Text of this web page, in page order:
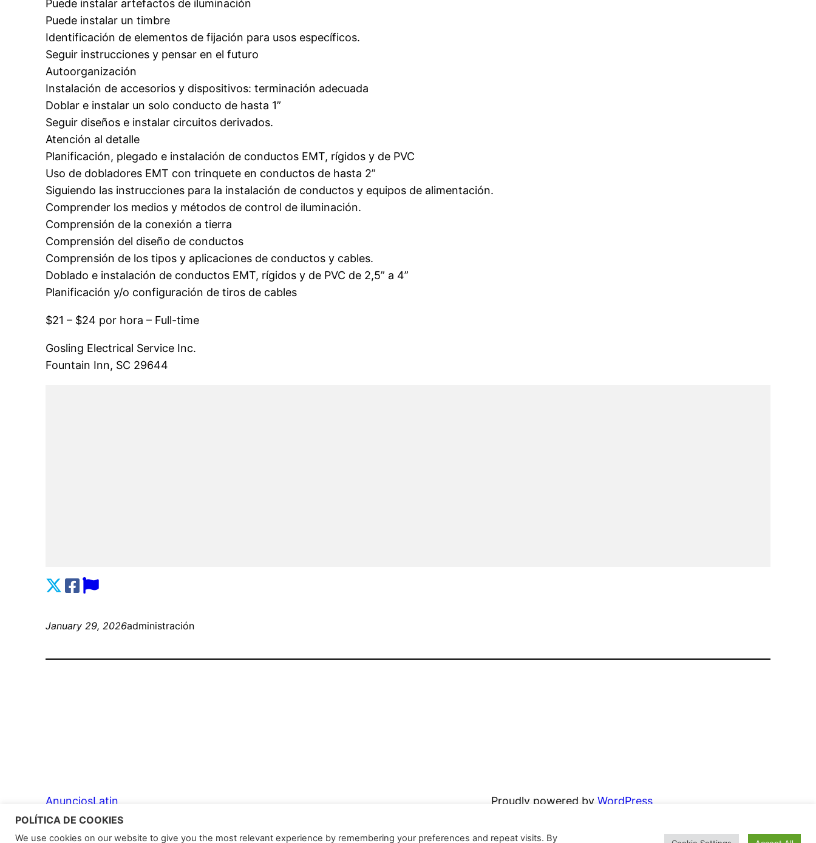
Puede instalar artefactos de iluminación
Puede instalar un timbre
Identificación de elementos de fijación para usos específicos.
Seguir instrucciones y pensar en el futuro
Autoorganización
Instalación de accesorios y dispositivos: terminación adecuada
Doblar e instalar un solo conducto de hasta 1”
Seguir diseños e instalar circuitos derivados.
Atención al detalle
Planificación, plegado e instalación de conductos EMT, rígidos y de PVC
Uso de dobladores EMT con trinquete en conductos de hasta 2”
Siguiendo las instrucciones para la instalación de conductos y equipos de alimentación.
Comprender los medios y métodos de control de iluminación.
Comprensión de la conexión a tierra
Comprensión del diseño de conductos
Comprensión de los tipos y aplicaciones de conductos y cables.
Doblado e instalación de conductos EMT, rígidos y de PVC de 2,5” a 4”
Planificación y/o configuración de tiros de cables
$21 – $24 por hora – Full-time
Gosling Electrical Service Inc.
Fountain Inn, SC 29644
January 29, 2026administración
AnunciosLatin Proudly powered byWordPress
POLÍTICA DE COOKIES
We use cookies on our website to give you the most relevant experience by remembering your preferences and repeat visits. By